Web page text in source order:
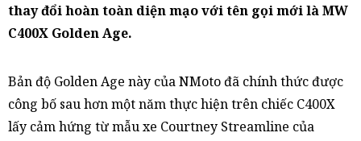
thay đổi hoàn toàn diện mạo với tên gọi mới là MW
C400X Golden Age.
Bản độ Golden Age này của NMoto đã chính thức được
công bố sau hơn một năm thực hiện trên chiếc C400X
lấy cảm hứng từ mẫu xe Courtney Streamline của